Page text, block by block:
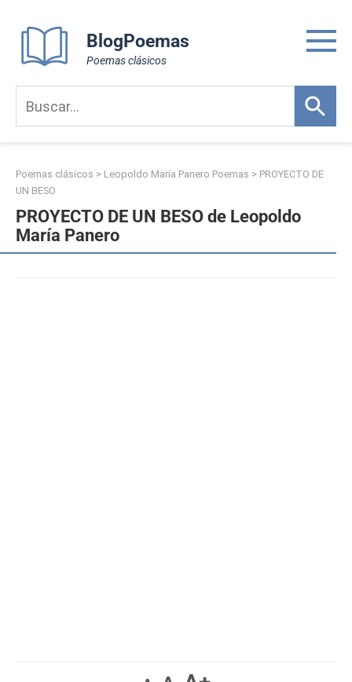
content
BlogPoemas
Poemas clásicos
Poemas clásicos > Leopoldo María Panero Poemas > PROYECTO DE
UN BESO
PROYECTO DE UN BESO de Leopoldo
María Panero